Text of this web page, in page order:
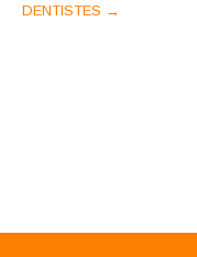
DENTISTES →